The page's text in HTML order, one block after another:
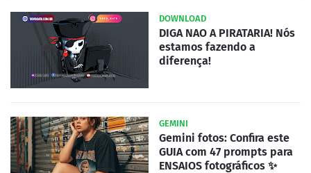
DOWNLOAD
DIGA NAO A PIRATARIA! Nós
estamos fazendo a
diferença!
GEMINI
Gemini fotos: Confira este
GUIA com 47 prompts para
ENSAIOS fotográficos ✨